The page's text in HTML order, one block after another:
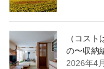
（コス
の〜収納
2026年4